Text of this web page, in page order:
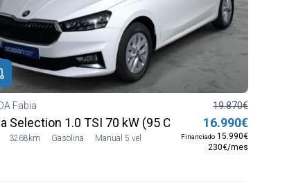
Fabia
Selection 1.0 TSI 70 kW (95 CV) Manual 5 vel.
3268km Gasolina Manual 5 vel
19.870€
16.990€
Financiado15.990€
230€/mes